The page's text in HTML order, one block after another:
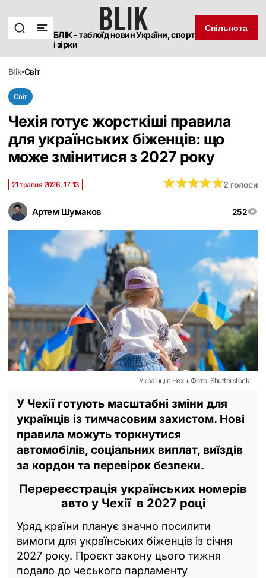
БЛІК - таблоїд новин України, спорт
і зірки
Спільнота
blik світ
Світ
Чехія готує жорсткіші правила
для українських біженців: що
може змінитися з 2027 року
Артем Шумаков 252
21 травня 2026, 17:13 ★★★★★
★★★★★2 голоси
Українці в Чехії. Фото: Shutterstock
У Чехії готують масштабні зміни для
українців із тимчасовим захистом. Нові
правила можуть торкнутися
автомобілів, соціальних виплат, виїздів
за кордон та перевірок безпеки.
Перереєстрація українських номерів
авто у Чехії в 2027 році
Уряд країни планує значно посилити
вимоги для українських біженців із січня
2027 року. Проєкт закону цього тижня
подало до чеського парламенту